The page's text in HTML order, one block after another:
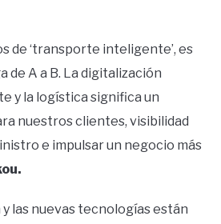
de ‘transporte inteligente’, es
de A a B. La digitalización
y la logística significa un
nuestros clientes, visibilidad
e impulsar un negocio más
y las nuevas tecnologías están